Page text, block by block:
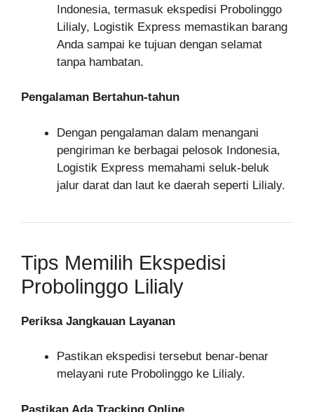
Indonesia, termasuk ekspedisi Probolinggo
Lilialy, Logistik Express memastikan barang
Anda sampai ke tujuan dengan selamat
tanpa hambatan.
Pengalaman Bertahun-tahun
Dengan pengalaman dalam menangani
pengiriman ke berbagai pelosok Indonesia,
Logistik Express memahami seluk-beluk
jalur darat dan laut ke daerah seperti Lilialy.
Tips Memilih Ekspedisi
Probolinggo Lilialy
Periksa Jangkauan Layanan
Pastikan ekspedisi tersebut benar-benar
melayani rute Probolinggo ke Lilialy.
Pastikan Ada Tracking Online